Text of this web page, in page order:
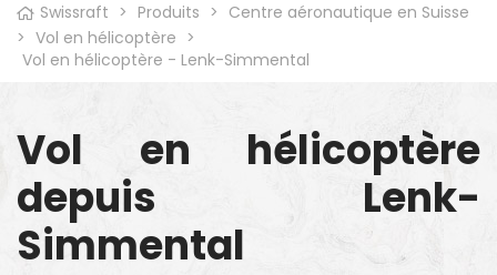
Swissraft > Produits > Centre aéronautique en Suisse
> Vol en hélicoptère >
Vol en hélicoptère - Lenk-Simmental
Vol en hélicoptère
depuis Lenk-
Simmental